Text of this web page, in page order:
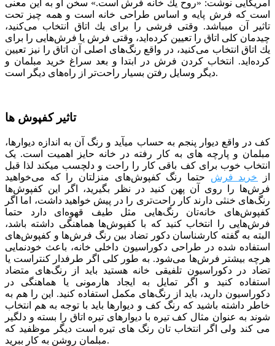
آمریکایی نوشت: «روح یك خانه فرش است.» سخن او به این معنی
است كه فرش پایه و اساس طراحی خانه است و همه چیز تحت
تاثیر آن می­باشد. وقتی فرشی را برای یك اتاق انتخاب می‌كنید،
چیدمان كلی اتاق را تعیین كرده‌اید، وقتی فرش یا فرش‌هایی را برای
یك اتاق انتخاب می‌كنید، در واقع رنگ‌های اصلی آن اتاق را نیز تعیین
كرده‌اید. انتخاب کردن فرش در ابتدا و بعد سراغ خرید مبلمان و
دیگر وسایل رفتن بسیار راحت‌تر از راه‌های دیگر است.
تاثیر کفپوش ها
کف در واقع دیوار پنجم به حساب می­آید و رنگ آن به اندازه دیوارها،
مبلمان و پارچه­ های به کار رفته در خانه حایز اهمیت است. یک
انتخاب خوب برای کف باقی کار را راحت و دلچسب می­کند لذا قبل
از خرید فرش حتما رنگ کفپوش‌های منزلتان را که می‌خواهید
فرش‌ها را روی آن پهن کنید در نظر بگیرید، اگر این کفپوش‌ها
رنگ‌های خنثی دارند کار راحت‌تری را در پیش خواهید داشت، اما اگر
کفپوش‌های خانه‌تان رنگ‌هایی مثل طیف قهوه‌ای دارد حتما
فرش‌هایی را انتخاب کنید که با کفپوش‌ها هماهنگی داشته باشد،
البته به گفته کارشناسان دکور تضاد بین رنگ فرش‌ها و کفپوش‌های
استفاده شده در طراحی دکوراسیون داخلی خانه، باعث خودنمایی
هرچه بیشتر فرش‌ها می‌شود. به طور کلی اگر طرفدار کنتراست یا
تضاد در دکوراسیون تلفیقی خانه هستید باید از رنگ‌های متضاد
استفاده کنید و اگر تمایل به ایجاد هارمونی یا هماهنگی در
دکوراسیون دارید، باید از رنگ‌های مکمل استفاده کنید. این را هم به
خاطر داشته باشید که رنگ کف و دیوارها باید با توجه به هم انتخاب
شوند به عنوان مثال کف تیره با دیوارهای تیره اتاق را بسته و دلگیر
می کند ولی اگر انتخاب تان رنگ های تیره است دیگر موظفید که
مبلمان روشن به کار ببرید.